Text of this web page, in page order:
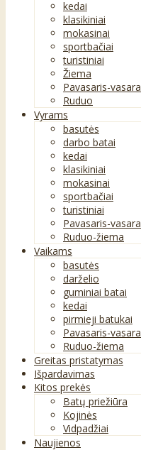
kedai
klasikiniai
mokasinai
sportbačiai
turistiniai
Žiema
Pavasaris-vasara
Ruduo
Vyrams
basutės
darbo batai
kedai
klasikiniai
mokasinai
sportbačiai
turistiniai
Pavasaris-vasara
Ruduo-žiema
Vaikams
basutės
darželio
guminiai batai
kedai
pirmieji batukai
Pavasaris-vasara
Ruduo-žiema
Greitas pristatymas
Išpardavimas
Kitos prekės
Batų priežiūra
Kojinės
Vidpadžiai
Naujienos